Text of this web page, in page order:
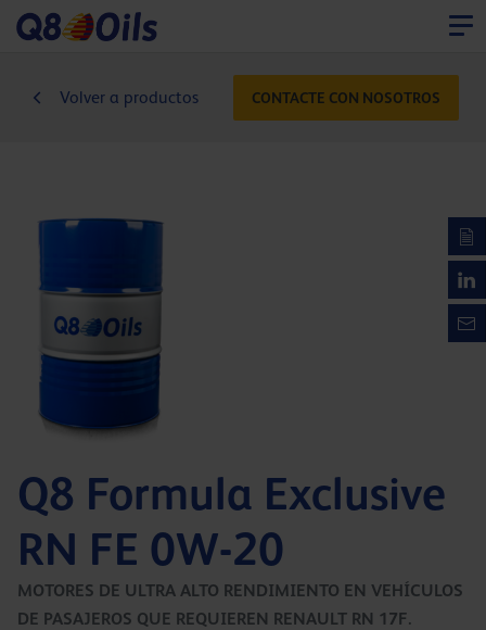
Volver a productos CONTACTE CON NOSOTROS
Q8 Formula Exclusive
RN FE 0W-20
MOTORES DE ULTRA ALTO RENDIMIENTO EN VEHÍCULOS
DE PASAJEROS QUE REQUIEREN RENAULT RN 17F.